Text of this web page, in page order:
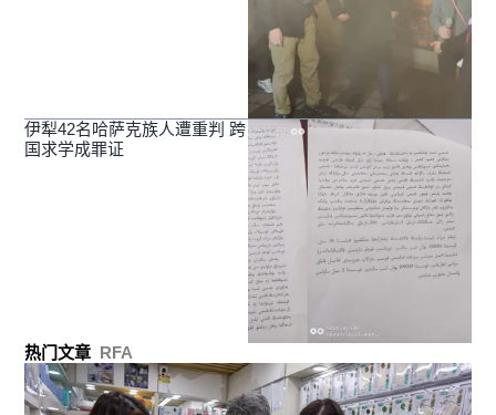
伊犁42名哈萨克族人遭重判 跨
国求学成罪证
热门文章 RFA